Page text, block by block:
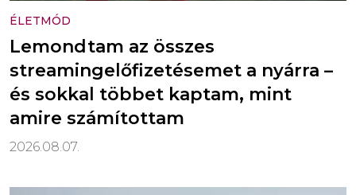
ÉLETMÓD
Lemondtam az összes
streamingelőfizetésemet a nyárra –
és sokkal többet kaptam, mint
amire számítottam
2026.08.07.